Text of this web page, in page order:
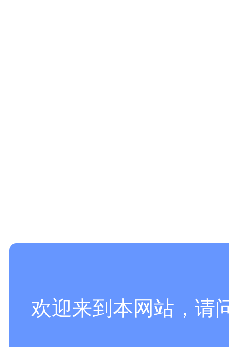
欢迎来到本网站，请